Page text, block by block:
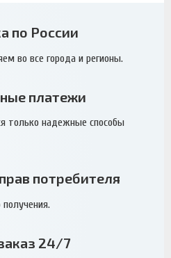
по России
во все города и регионы.
платежи
только надежные способы
потребителя
24/7